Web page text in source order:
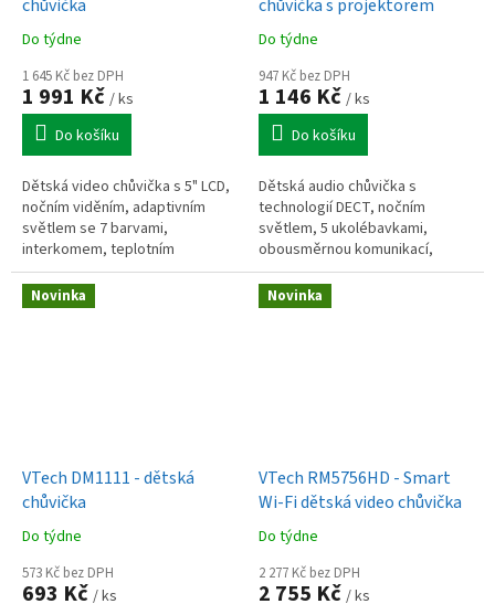
chůvička
Do týdne
1 645 Kč bez DPH
1 991 Kč / ks
Do košíku
Dětská video chůvička s 5" LCD,
nočním viděním, adaptivním
světlem se 7 barvami,
interkomem, teplotním
senzorem, ukolébavkami,
dobíjecí baterií a dosahem až
300 m.
chůvička s projektorem
Do týdne
947 Kč bez DPH
1 146 Kč / ks
Do košíku
Dětská audio chůvička s
technologií DECT, nočním
světlem, 5 ukolébavkami,
obousměrnou komunikací,
teplotním senzorem,
5úrovňovým indikátorem zvuku
a dosahem až 460 m.
Novinka
VTech DM1111 - dětská
chůvička
Do týdne
573 Kč bez DPH
693 Kč / ks
Novinka
VTech RM5756HD - Smart
Wi-Fi dětská video chůvička
Do týdne
2 277 Kč bez DPH
2 755 Kč / ks